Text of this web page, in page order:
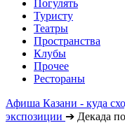
Погулять
Туристу
Театры
Пространства
Клубы
Прочее
Рестораны
Афиша Казани - куда
экспозиции ➔ Декада